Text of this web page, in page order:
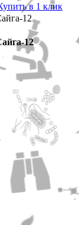
в 1 клик
12